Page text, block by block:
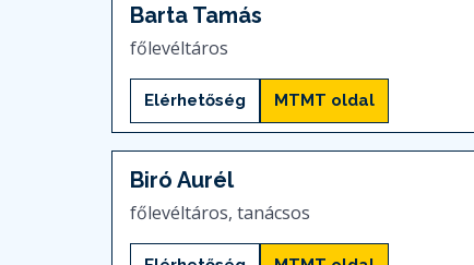
Barta Tamás
főlevéltáros
Elérhetőség MTMT oldal
Biró Aurél
főlevéltáros, tanácsos